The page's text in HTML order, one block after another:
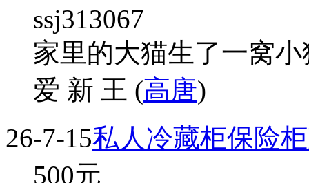
ssj313067
家里的大猫生了一窝
爱 新 王 (高唐)
26-7-15私人冷藏柜保险
500元